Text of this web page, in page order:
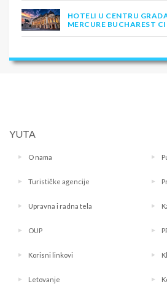
HOTELI U CENTRU
MERCURE BUCHAREST
YUTA
O nama
Turističke agencije
Upravna i radna tela
OUP
Korisni linkovi
Letovanje